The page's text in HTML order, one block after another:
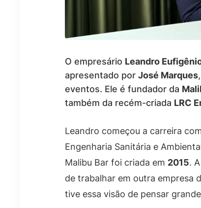
O empresário Leandro
apresentado por José Marques
eventos. Ele é fundador da
também da recém-criada LRC
Leandro começou a carreira
Engenharia Sanitária e
Malibu Bar foi criada em 2015.
de trabalhar em outra empresa
tive essa visão de pensar